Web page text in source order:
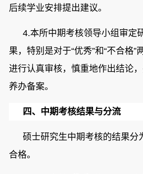
后续学业安排提出建议。
4.本所中期考核领导小组审定
果，特别是对于“优秀”和“不合格”
进行认真审核，慎重地作出结论
养办备案。
四、 中期考核结果与分流
硕士研究生中期考核的结果分
合格。